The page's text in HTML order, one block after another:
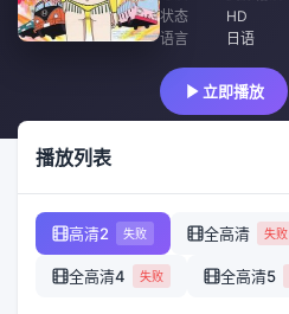
状态
HD
语言
日语
立即播放
播放列表
高清2 失败 全高清 失败
全高清4 失败 全高清5